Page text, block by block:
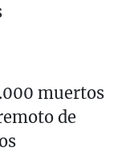
muertos
de